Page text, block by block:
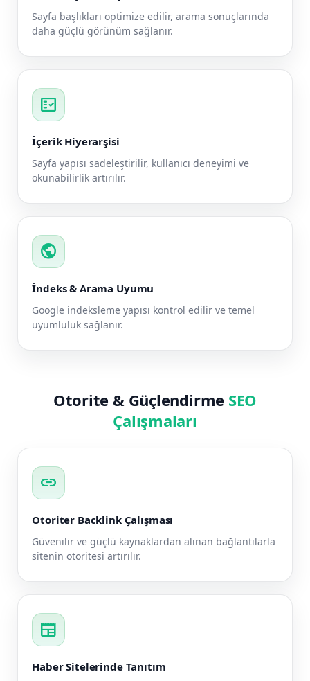
Sayfa başlıkları optimize edilir, arama sonuçlarında
daha güçlü görünüm sağlanır.
fact_check
İçerik Hiyerarşisi
Sayfa yapısı sadeleştirilir, kullanıcı deneyimi ve
okunabilirlik artırılır.
public
İndeks & Arama Uyumu
Google indeksleme yapısı kontrol edilir ve temel
uyumluluk sağlanır.
Otorite & Güçlendirme SEO
Çalışmaları
link
Otoriter Backlink Çalışması
Güvenilir ve güçlü kaynaklardan alınan bağlantılarla
sitenin otoritesi artırılır.
newspaper
Haber Sitelerinde Tanıtım